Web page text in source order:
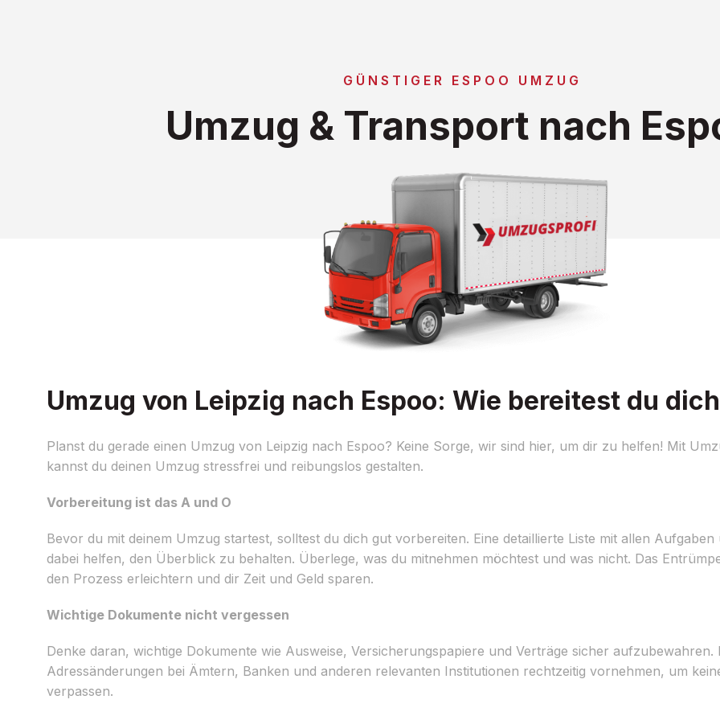
GÜNSTIGER ESPOO UMZUG
Umzug & Transport nach
Umzug von Leipzig nach Espoo: Wie bereitest du
Planst du gerade einen Umzug von Leipzig nach Espoo? Keine Sorge, wir sind hier, um dir zu helfen! Mit
kannst du deinen Umzug stressfrei und reibungslos gestalten.
Vorbereitung ist das A und O
Bevor du mit deinem Umzug startest, solltest du dich gut vorbereiten. Eine detaillierte Liste mit allen
dabei helfen, den Überblick zu behalten. Überlege, was du mitnehmen möchtest und was nicht. Das
den Prozess erleichtern und dir Zeit und Geld sparen.
Wichtige Dokumente nicht vergessen
Denke daran, wichtige Dokumente wie Ausweise, Versicherungspapiere und Verträge sicher aufzubewahren.
Adressänderungen bei Ämtern, Banken und anderen relevanten Institutionen rechtzeitig vornehmen, um
verpassen.